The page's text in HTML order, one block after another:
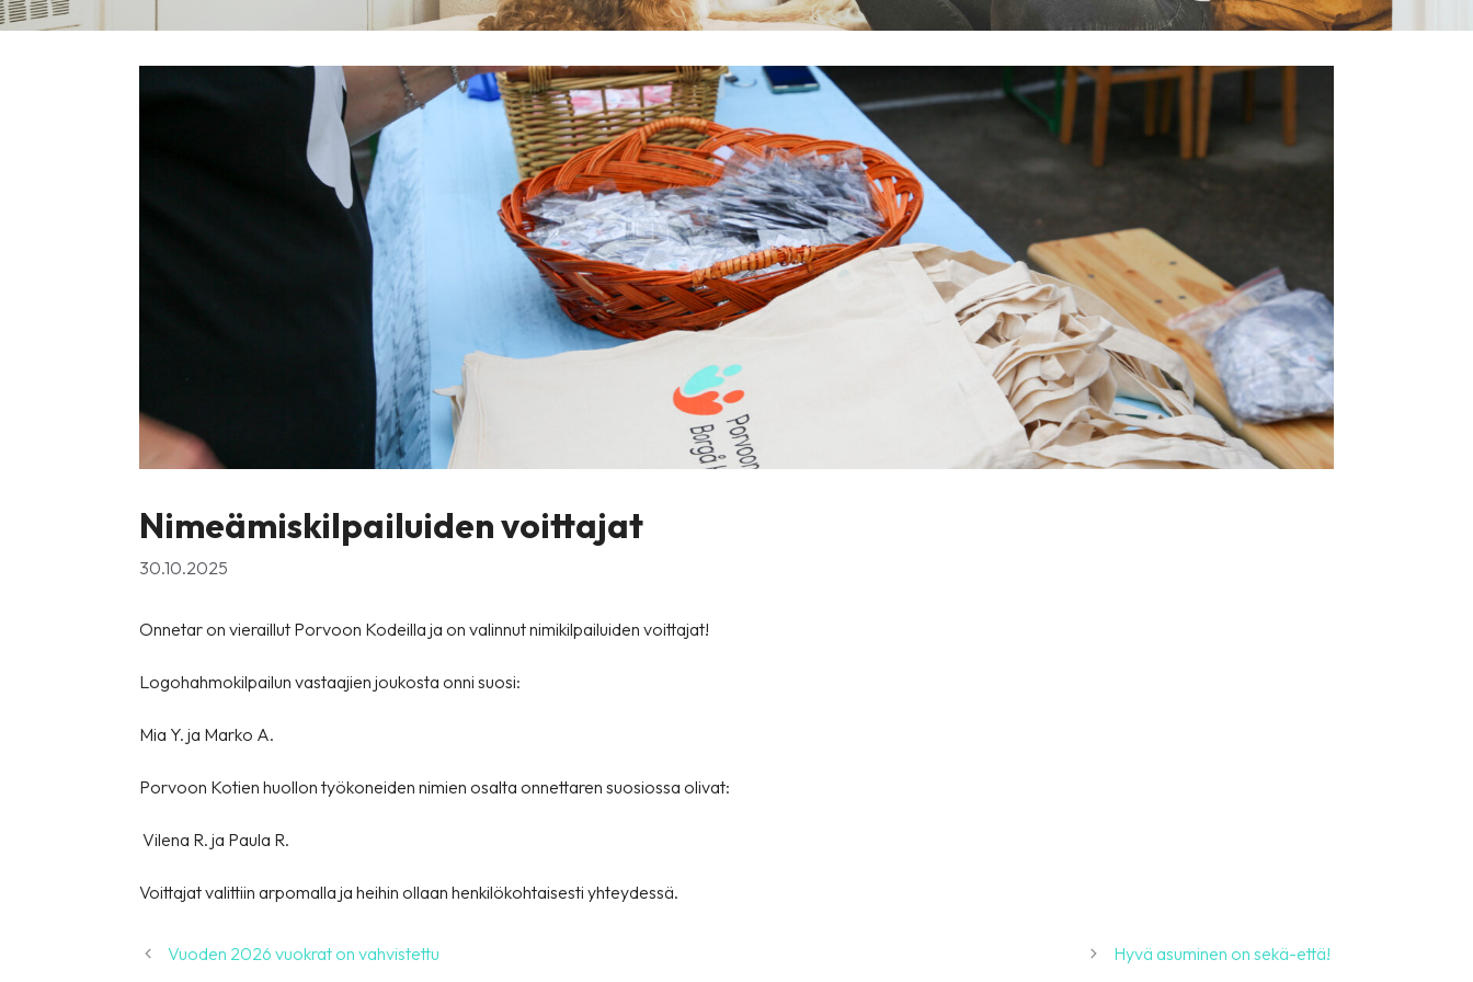
Nimeämiskilpailuiden voittajat
30.10.2025
Onnetar on vieraillut Porvoon Kodeilla ja on valinnut nimikilpailuiden voittajat!
Logohahmokilpailun vastaajien joukosta onni suosi:
Mia Y. ja Marko A.
Porvoon Kotien huollon työkoneiden nimien osalta onnettaren suosiossa olivat:
Vilena R. ja Paula R.
Voittajat valittiin arpomalla ja heihin ollaan henkilökohtaisesti yhteydessä.
Vuoden 2026 vuokrat on vahvistettu Hyvä asuminen on sekä-että!